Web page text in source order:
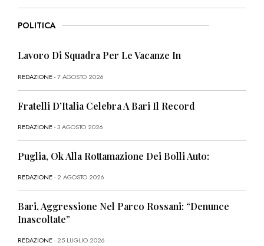
POLITICA
Lavoro Di Squadra Per Le Vacanze In
REDAZIONE- 7 AGOSTO 2026
Fratelli D’Italia Celebra A Bari Il Record
REDAZIONE- 3 AGOSTO 2026
Puglia, Ok Alla Rottamazione Dei Bolli Auto:
REDAZIONE- 2 AGOSTO 2026
Bari, Aggressione Nel Parco Rossani: “Denunce
Inascoltate”
REDAZIONE- 25 LUGLIO 2026